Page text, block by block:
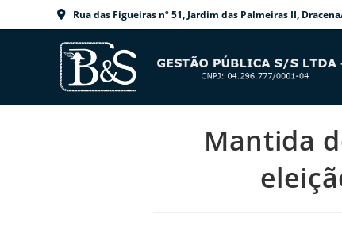
para
Rua das Figueiras nº 51, Jardim das Palmeiras II,
Mantida